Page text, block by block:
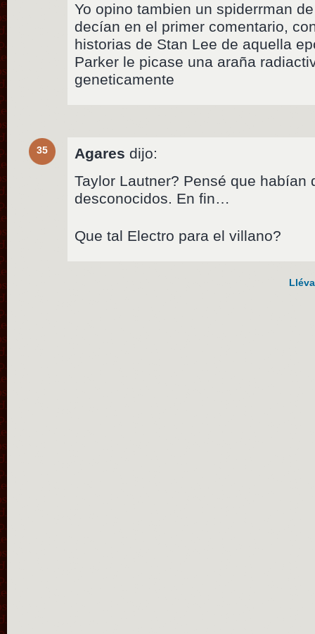
Yo opino tambien un spiderrman
decían en el primer comentario,
historias de Stan Lee de aquella
Parker le picase una araña
geneticamente
35 Agares dijo:
Taylor Lautner? Pensé que habían
desconocidos. En fin…
Que tal Electro para el villano?